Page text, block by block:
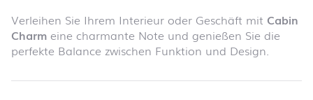
Verleihen Sie Ihrem Interieur oder Geschäft mit Cabin
Charm eine charmante Note und genießen Sie die
perfekte Balance zwischen Funktion und Design.